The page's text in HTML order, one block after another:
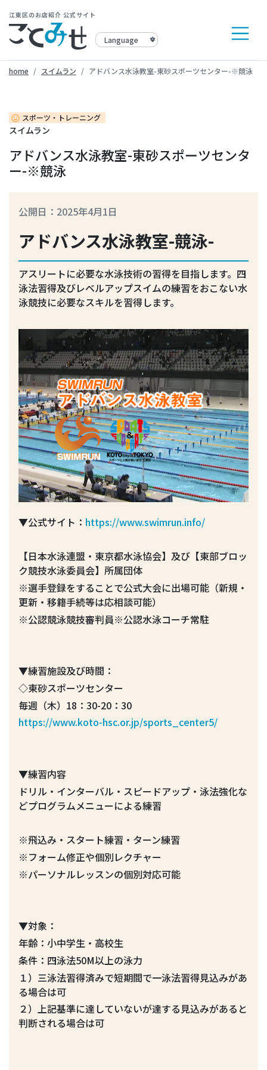
江東区のお店紹介 公式サイト
home スイムラン アドバンス水泳教室-東砂スポーツセンター-※競泳
insert_emoticon スポーツ・トレーニング
スイムラン
アドバンス水泳教室-東砂スポーツセンタ
ー-※競泳
公開日：2025年4月1日
アドバンス水泳教室-競泳-
アスリートに必要な水泳技術の習得を目指します。四
泳法習得及びレベルアップスイムの練習をおこない水
泳競技に必要なスキルを習得します。
▼公式サイト： https://www.swimrun.info/
【日本水泳連盟・東京都水泳協会】及び【東部ブロッ
ク競技水泳委員会】所属団体
※選手登録をすることで公式大会に出場可能（新規・
更新・移籍手続等は応相談可能）
※公認競泳競技審判員※公認水泳コーチ常駐
▼練習施設及び時間：
◇東砂スポーツセンター
毎週（木）18：30-20：30
https://www.koto-hsc.or.jp/sports_center5/
▼練習内容
ドリル・インターバル・スピードアップ・泳法強化な
どプログラムメニューによる練習
※飛込み・スタート練習・ターン練習
※フォーム修正や個別レクチャー
※パーソナルレッスンの個別対応可能
▼対象：
年齢：小中学生・高校生
条件：四泳法50M以上の泳力
１）三泳法習得済みで短期間で一泳法習得見込みがあ
る場合は可
２）上記基準に達していないが達する見込みがあると
判断される場合は可